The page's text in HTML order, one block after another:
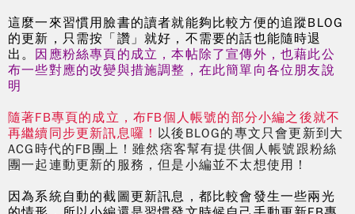
這麼一來習慣用臉書的讀者就能夠比較方便的追蹤BLOG
的更新，只需按「讚」就好，不需要的話也能隨時退
出。 因應粉絲專頁的成立，本帖除了宣傳外，也藉此公
布一些對應的改變與措施調整，在此簡單向各位朋友說
明
隨著FB專頁的成立，布FB個人帳號的部分小編之後就不
再繼續同步更新訊息囉！ 以後BLOG的專文只會更新到大
ACG時代的FB團上！雖然痞客幫有提供個人帳號跟粉絲
團一起連動更新的服務，但是小編並不太想使用！
因為系統自動的截圖更新訊息，都比較會發生一些兩光